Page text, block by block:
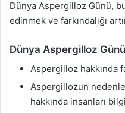
Dünya Aspergilloz Günü,
edinmek ve farkındalığı
Dünya Aspergilloz
Aspergilloz hakkında
Aspergillozun
hakkında insanları